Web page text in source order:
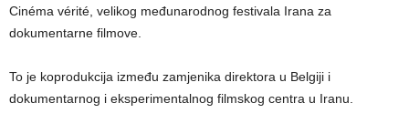
Cinéma vérité, velikog međunarodnog festivala Irana za
dokumentarne filmove.
To je koprodukcija između zamjenika direktora u Belgiji i
dokumentarnog i eksperimentalnog filmskog centra u Iranu.